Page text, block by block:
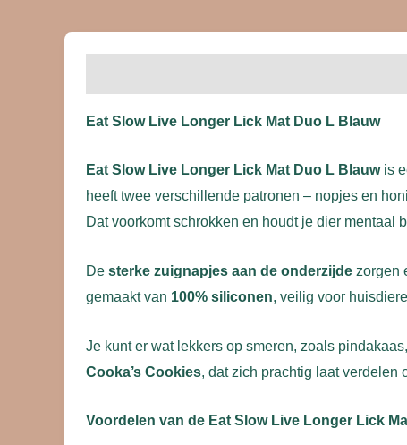
Eat Slow Live Longer Lick Mat Duo L Blauw
Eat Slow Live Longer Lick Mat Duo L Blauwis
heeft twee verschillende patronen – nopjes en
Dat voorkomt schrokken en houdt je dier mentaal
De sterke zuignapjes aan de onderzijde zorgen
gemaakt van 100% siliconen, veilig voor
Je kunt er wat lekkers op smeren, zoals
Cooka’s Cookies, dat zich prachtig laat verdelen
Voordelen van de Eat Slow Live Longer Lick